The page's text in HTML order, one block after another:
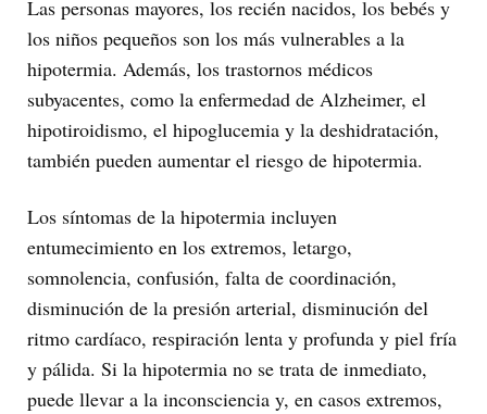
Las personas mayores, los recién nacidos, los bebés y
los niños pequeños son los más vulnerables a la
hipotermia. Además, los trastornos médicos
subyacentes, como la enfermedad de Alzheimer, el
hipotiroidismo, el hipoglucemia y la deshidratación,
también pueden aumentar el riesgo de hipotermia.
Los síntomas de la hipotermia incluyen
entumecimiento en los extremos, letargo,
somnolencia, confusión, falta de coordinación,
disminución de la presión arterial, disminución del
ritmo cardíaco, respiración lenta y profunda y piel fría
y pálida. Si la hipotermia no se trata de inmediato,
puede llevar a la inconsciencia y, en casos extremos,